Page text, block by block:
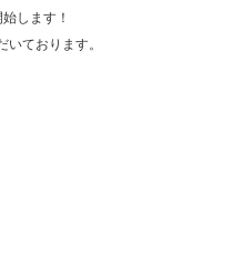
します！
ております。